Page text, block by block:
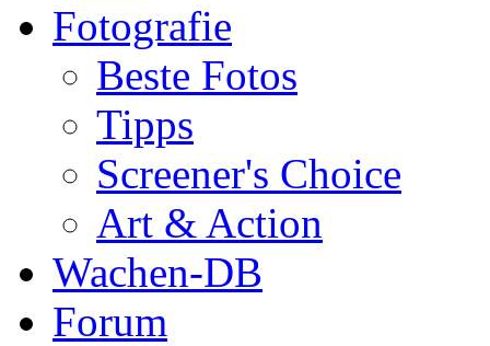
Fotografie
Beste Fotos
Tipps
Screener's Choice
Art & Action
Wachen-DB
Forum